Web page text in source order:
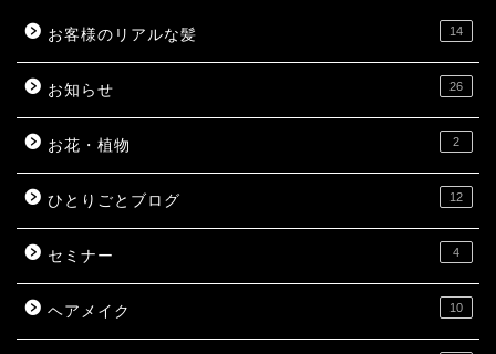
お客様のリアルな髪 14
お知らせ 26
お花・植物 2
ひとりごとブログ 12
セミナー 4
ヘアメイク 10